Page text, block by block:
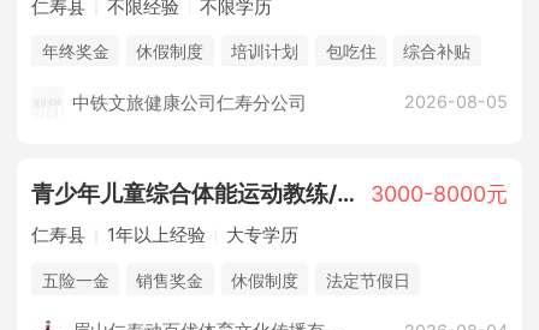
仁寿县 不限经验 不限学历
年终奖金 休假制度 培训计划 包吃住
综合补贴
中铁文旅健康公司仁寿分公司 2026-08-05
青少年儿童综合体能运动教练/教员 3000-8000元
仁寿县 1年以上经验 大专学历
五险一金 销售奖金 休假制度
法定节假日